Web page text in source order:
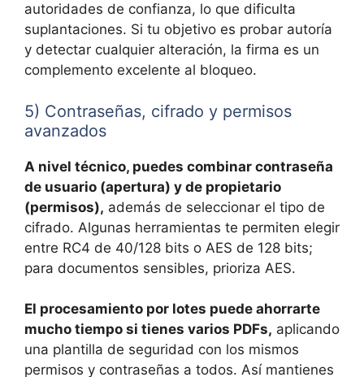
autoridades de confianza, lo que dificulta
suplantaciones. Si tu objetivo es probar autoría
y detectar cualquier alteración, la firma es un
complemento excelente al bloqueo.
5) Contraseñas, cifrado y permisos
avanzados
A nivel técnico, puedes combinar contraseña
de usuario (apertura) y de propietario
(permisos), además de seleccionar el tipo de
cifrado. Algunas herramientas te permiten elegir
entre RC4 de 40/128 bits o AES de 128 bits;
para documentos sensibles, prioriza AES.
El procesamiento por lotes puede ahorrarte
mucho tiempo si tienes varios PDFs, aplicando
una plantilla de seguridad con los mismos
permisos y contraseñas a todos. Así mantienes